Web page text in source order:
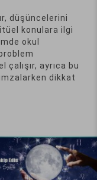
düşüncelerini
konulara ilgi
okul
ayrıca bu
dikkat